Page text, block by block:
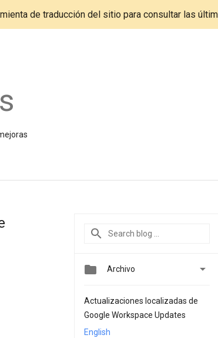
de traducción del sitio para consultar las
 Archivo 
Actualizaciones localizadas de
Google Workspace Updates
English